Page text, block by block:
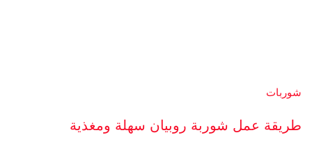
شوربات
طريقة عمل شوربة روبيان سهلة ومغذية